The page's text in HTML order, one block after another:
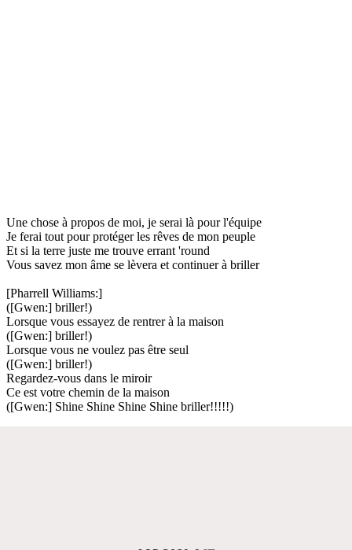
Une chose à propos de moi, je serai là pour l'équipe
Je ferai tout pour protéger les rêves de mon peuple
Et si la terre juste me trouve errant 'round
Vous savez mon âme se lèvera et continuer à briller
[Pharrell Williams:]
([Gwen:] briller!)
Lorsque vous essayez de rentrer à la maison
([Gwen:] briller!)
Lorsque vous ne voulez pas être seul
([Gwen:] briller!)
Regardez-vous dans le miroir
Ce est votre chemin de la maison
([Gwen:] Shine Shine Shine Shine briller!!!!!)